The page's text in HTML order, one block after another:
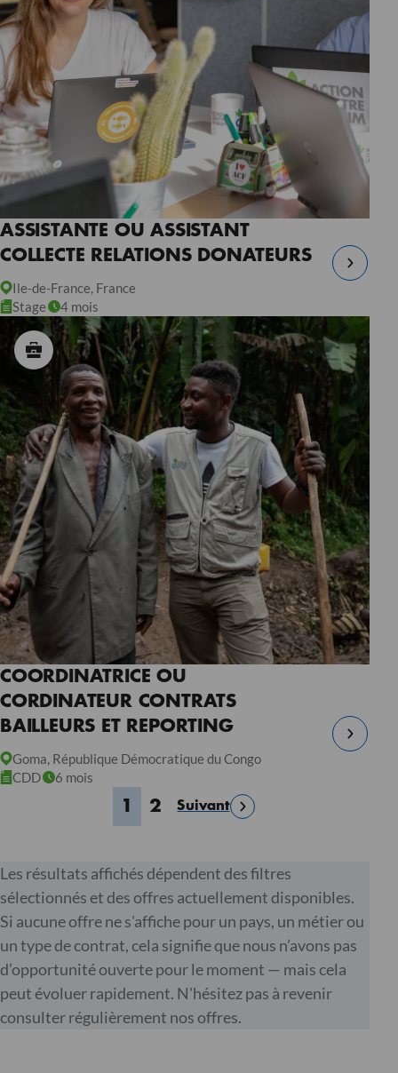
ASSISTANTE OU ASSISTANT
COLLECTE RELATIONS DONATEURS
Ile-de-France, France
Stage
4 mois
COORDINATRICE OU
CORDINATEUR CONTRATS
BAILLEURS ET REPORTING
Goma, République Démocratique du Congo
CDD
6 mois
1 2 Suivant
Les résultats affichés dépendent des filtres
sélectionnés et des offres actuellement disponibles.
Si aucune offre ne s'affiche pour un pays, un métier ou
un type de contrat, cela signifie que nous n’avons pas
d’opportunité ouverte pour le moment — mais cela
peut évoluer rapidement. N'hésitez pas à revenir
consulter régulièrement nos offres.